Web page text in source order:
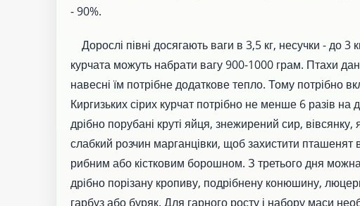
- 90%.
Дорослі півні досягають ваги в 3,5 кг, несучки - до
курчата можуть набрати вагу 900-1000 грам. Птахи
навесні їм потрібне додаткове тепло. Тому потрібно
Киргизьких сірих курчат потрібно не менше 6 разів на
дрібно порубані круті яйця, знежирений сир,
слабкий розчин марганцівки, щоб захистити пташенят
рибним або кістковим борошном. З третього дня
дрібно порізану кропиву, подрібнену конюшину,
гарбуз або буряк. Для гарного росту і набору маси